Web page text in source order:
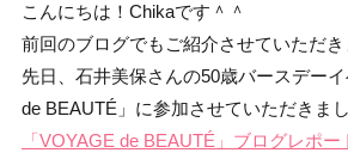
こんにちは！Chikaです＾＾
前回のブログでもご紹介させていただき
先日、石井美保さんの50歳バースデー
de BEAUTÉ」に参加させていただきま
「VOYAGE de BEAUTÉ」ブログレポ